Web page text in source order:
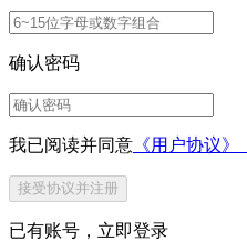
确认密码
我已阅读并同意 《用户协议》
接受协议并注册
已有账号， 立即登录